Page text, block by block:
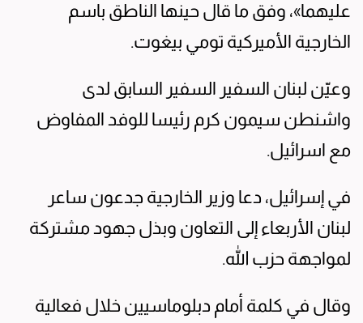
عليهما»، وفق ما قال حينها الناطق باسم
الخارجية الأميركية تومي بيغوت.
وعيّن لبنان السفير السفير السابق لدى
واشنطن سيمون كرم رئيسا للوفد المفاوض
مع اسرائيل.
في إسرائيل، دعا وزير الخارجية جدعون ساعر
لبنان الأربعاء إلى التعاون وبذل جهود مشتركة
لمواجهة حزب الله.
وقال في كلمة أمام دبلوماسيين خلال فعالية